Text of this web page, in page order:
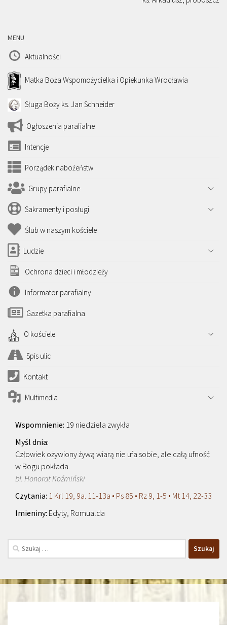
MENU
Aktualności
Matka Boża Wspomożycielka i Opiekunka Wrocławia
Sługa Boży ks. Jan Schneider
Ogłoszenia parafialne
Intencje
Porządek nabożeństw
Grupy parafialne
Sakramenty i posługi
Ślub w naszym kościele
Ludzie
Ochrona dzieci i młodzieży
Informator parafialny
Gazetka parafialna
O kościele
Spis ulic
Kontakt
Multimedia
19 niedziela zwykła
Człowiek ożywiony żywą wiarą nie ufa sobie, ale całą ufność
w Bogu pokłada.
bł. Honorat Koźmiński
1 Krl 19, 9a. 11-13a • Ps 85 • Rz 9, 1-5 • Mt 14, 22-33
Edyty, Romualda
Szukaj: